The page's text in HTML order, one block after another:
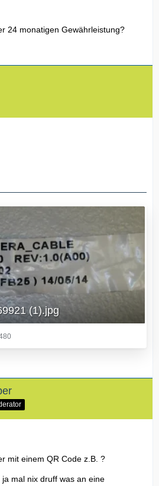
24 monatigen Gewährleistung?
(1).jpg
mit einem QR Code z.B. ?
mal nix druff was an eine